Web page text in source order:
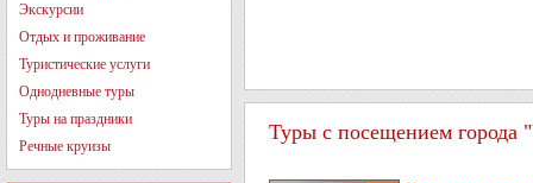
Экскурсии
Отдых и проживание
Туристические услуги
Однодневные туры
Туры на праздники
Речные круизы
Туры с посещением города